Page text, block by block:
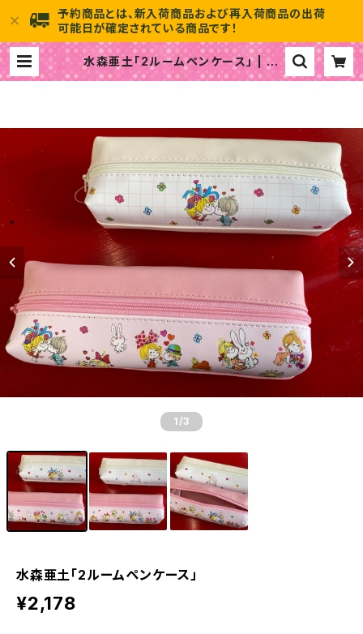
予約商品とは、新入荷商品および再入荷商品の出荷
可能日が確定されている商品です！
水森亜土「2ルームペンケース」 | 水
森亜土のおもちゃ箱画廊 official
1 /3
水森亜土「2ルームペンケース」
¥2,178